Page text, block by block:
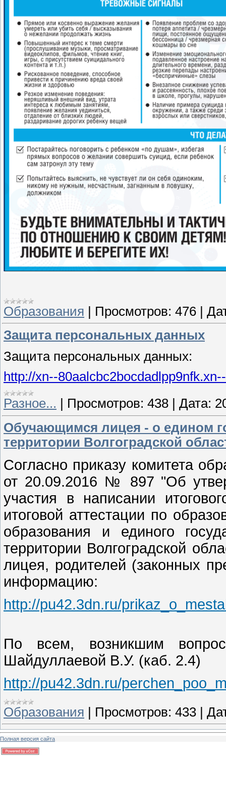
Образования | Просмотров: 476 |
Защита персональных данных
Защита персональных данных:
http://xn--
Разное...
Просмотров: 438 Дата:
Обучающимся лицея - о едином
территории Волгоградской
Согласно приказу комитета
от 20.09.2016 № 897 "Об
участия в написании
итоговой аттестации по
образования и единого
территории Волгоградской
лицея, родителей (законных
информацию:
http://pu42.3dn.ru/
По всем, возникшим
Шайдуллаевой В.У. (каб. 2.4)
http://pu42.3dn.ru/
Образования Просмотров: 433
Полная версия сайта